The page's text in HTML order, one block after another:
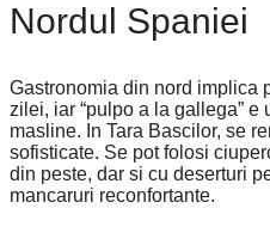
Nordul Spaniei
Gastronomia din nord implica
zilei, iar “pulpo a la gallega”
masline. In Tara Bascilor, se
sofisticate. Se pot folosi
din peste, dar si cu deserturi
mancaruri reconfortante.